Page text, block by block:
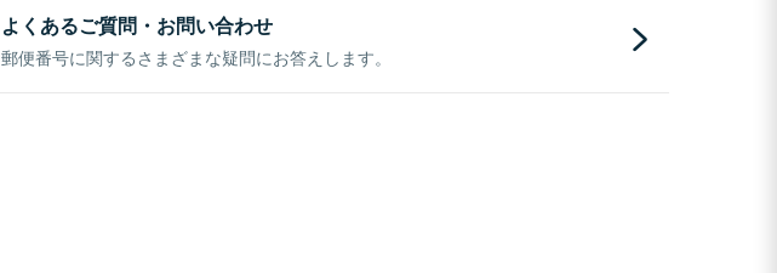
よくあるご質問・お問い合わせ
郵便番号に関するさまざまな疑問にお答えします。